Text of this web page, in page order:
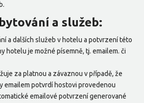
a služeb:
a dalších služeb v hotelu a potvrzení této
hotelu je možné písemně, tj. emailem. či
za platnou a závaznou v případě, že
emailem potvrdí hostovi provedenou
emailové potvrzení generované